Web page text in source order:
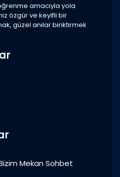
amacıyla yola
özgür ve keyifli bir
güzel anılar biriktirmek
Mekan Sohbet